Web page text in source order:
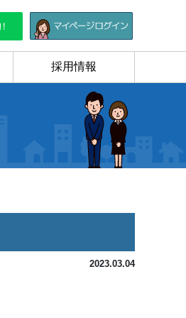
採用情報
2023.03.04